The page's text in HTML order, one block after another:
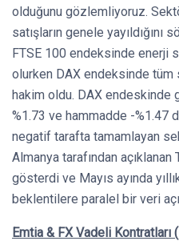
olduğunu gözlemliyoruz.
satışların genele
FTSE 100 endeksinde enerji
olurken DAX endeksinde
hakim oldu. DAX endeskinde
%1.73 ve hammadde -%1.47
negatif tarafta tamamlayan
Almanya tarafından açıklanan
gösterdi ve Mayıs ayında
beklentilere paralel bir veri
Emtia & FX Vadeli Kontratları